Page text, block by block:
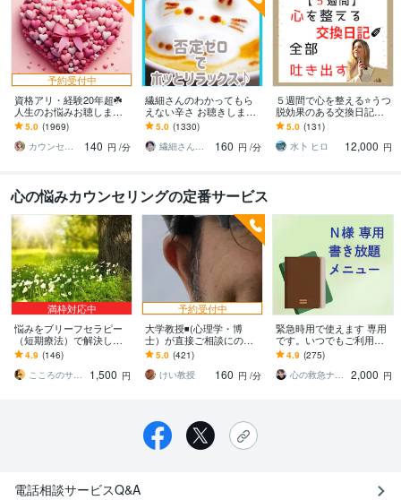
予約受付中
資格アリ・経験20年超☘️
人生のお悩みお聴します
鬱・HSP・介護障害・毒
親・恋愛・仕事・育児・
占い依存etc
5.0 (1969)
カウンセリング事務所☘️オフィスカノン
140 円 /分
繊細さんのわかってもら
えない辛さ お聴きします
HSP/モヤモヤを手放す一
歩☘️自分を大切にする✨を
始めよう
5.0 (1330)
繊細さん相談室☘️野崎真礼（まひろ）
160 円 /分
５週間で心を整える⭐うつ
脱効果のある交換日記し
ます 【通常版】気持ちを
吐き出す、習慣化❗
5.0 (131)
水卜 ヒロ
12,000 円
心の悩みカウンセリングの定番サービス
満枠対応中
悩みをブリーフセラピー
（短期療法）で解決しま
す こころの不調、家族や
人間関係の悩みを解決志
向でお聴きします。
4.9 (146)
こころのサポート関西
1,500 円
予約受付中
大学教授◾️(心理学・博
士）が直接ご相談にのり
ます 学生さんが、心理学
の先生に恋愛相談するよ
うなお気軽さでどうぞ
5.0 (421)
けい教授
160 円 /分
緊急時用で使えます 専用
です。いつでもご利用下
さいね。
4.9 (275)
心の救急ナース‼️〜ゆう〜
2,000 円
電話相談サービスQ&A